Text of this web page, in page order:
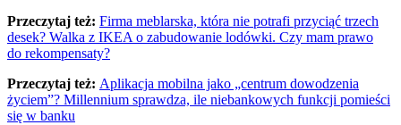
Przeczytaj też: Firma meblarska, która nie potrafi przyciąć trzech
desek? Walka z IKEA o zabudowanie lodówki. Czy mam prawo
do rekompensaty?
Przeczytaj też: Aplikacja mobilna jako „centrum dowodzenia
życiem”? Millennium sprawdza, ile niebankowych funkcji pomieści
się w banku